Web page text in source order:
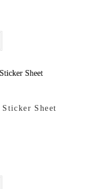
Sheet